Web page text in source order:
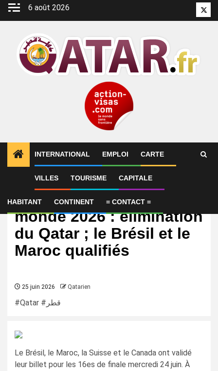
Aller
6 août 2026
INTERNATIONAL EMPLOI CARTE
VILLES TOURISME CAPITALE
HABITANT CONTINENT = CONTACT =
International
Résultats Coupe du
monde 2026 : élimination
du Qatar ; le Brésil et le
Maroc qualifiés
25 juin 2026 Qatarien
#Qatar #قطر
Le Brésil, le Maroc, la Suisse et le Canada ont validé
leur billet pour les 16es de finale mercredi 24 juin. À